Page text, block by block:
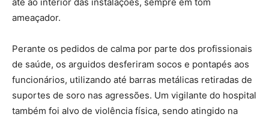
ameaçador.
Perante os pedidos de calma por parte dos profissionais
de saúde, os arguidos desferiram socos e pontapés aos
funcionários, utilizando até barras metálicas retiradas de
suportes de soro nas agressões. Um vigilante do hospital
também foi alvo de violência física, sendo atingido na